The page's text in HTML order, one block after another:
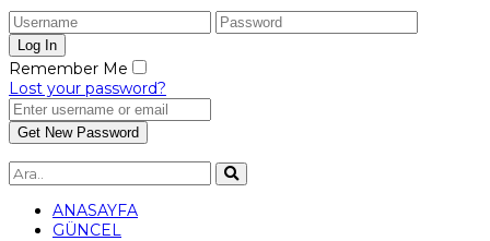
Remember Me
Lost your password?
ANASAYFA
GÜNCEL